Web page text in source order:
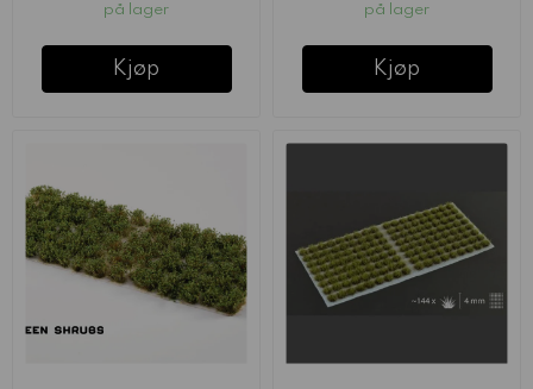
på lager
Kjøp
på lager
Kjøp